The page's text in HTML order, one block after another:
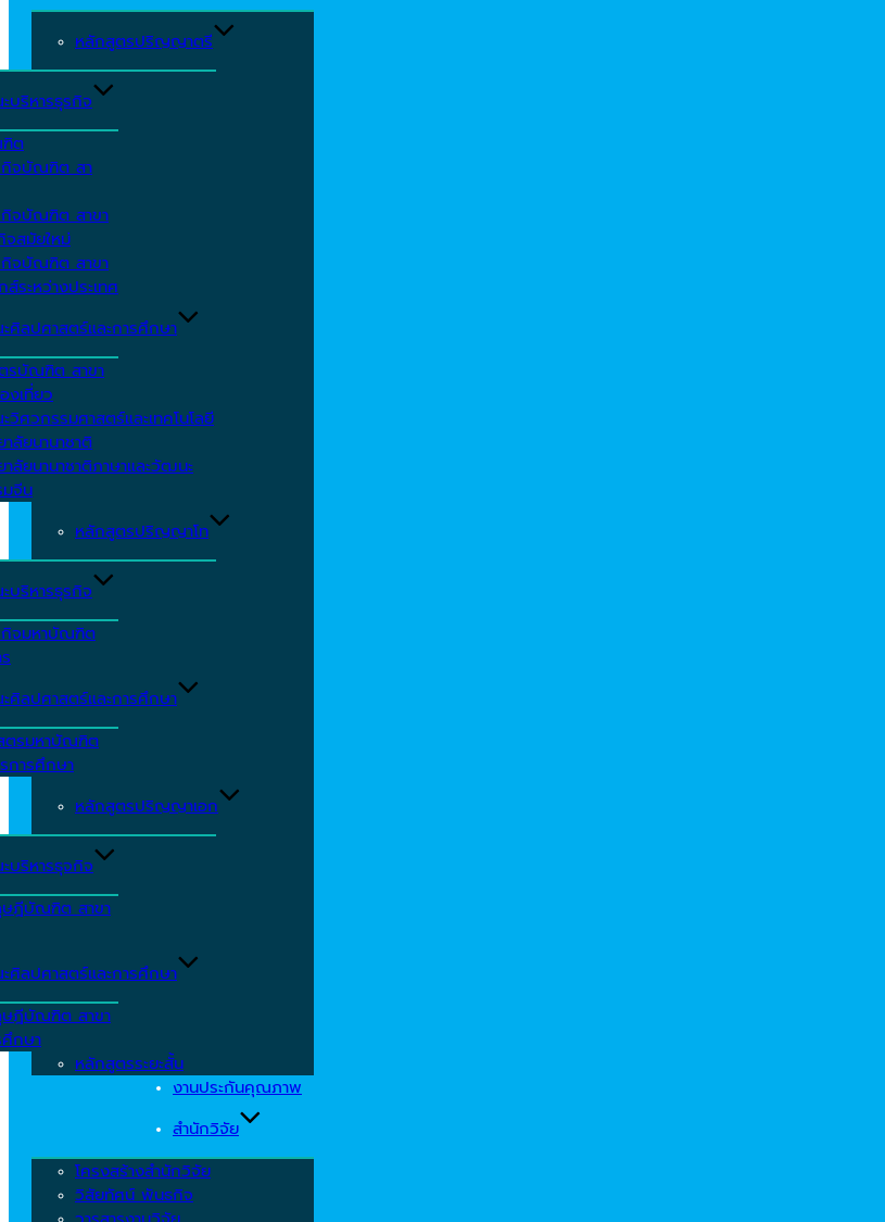
หลักสูตรปริญญาตรี
บริหารธุรกิจ
ต
กิจบัณฑิต สา
จบัณฑิต สาขา
จสมัยใหม่
จบัณฑิต สาขา
ระหว่างประเทศ
ศิลปศาสตร์และการศึกษา
รบัณฑิต สาขา
งเที่ยว
วิศวกรรมศาสตร์และเทคโนโลยี
ลัยนานาชาติ
ลัยนานาชาติภาษาและวัฒนะ
มจีน
หลักสูตรปริญญาโท
บริหารธุรกิจ
กิจมหาบัณฑิต
ศิลปศาสตร์และการศึกษา
ตรมหาบัณฑิต
การศึกษา
หลักสูตรปริญญาเอก
บริหารธุจกิจ
ฎีบัณฑิต สาขา
ศิลปศาสตร์และการศึกษา
ฎีบัณฑิต สาขา
ศึกษา
หลักสูตรระยะสั้น
งานประกันคุณภาพ
สำนักวิจัย
โครงสร้างสำนักวิจัย
วิสัยทัศน์ พันธกิจ